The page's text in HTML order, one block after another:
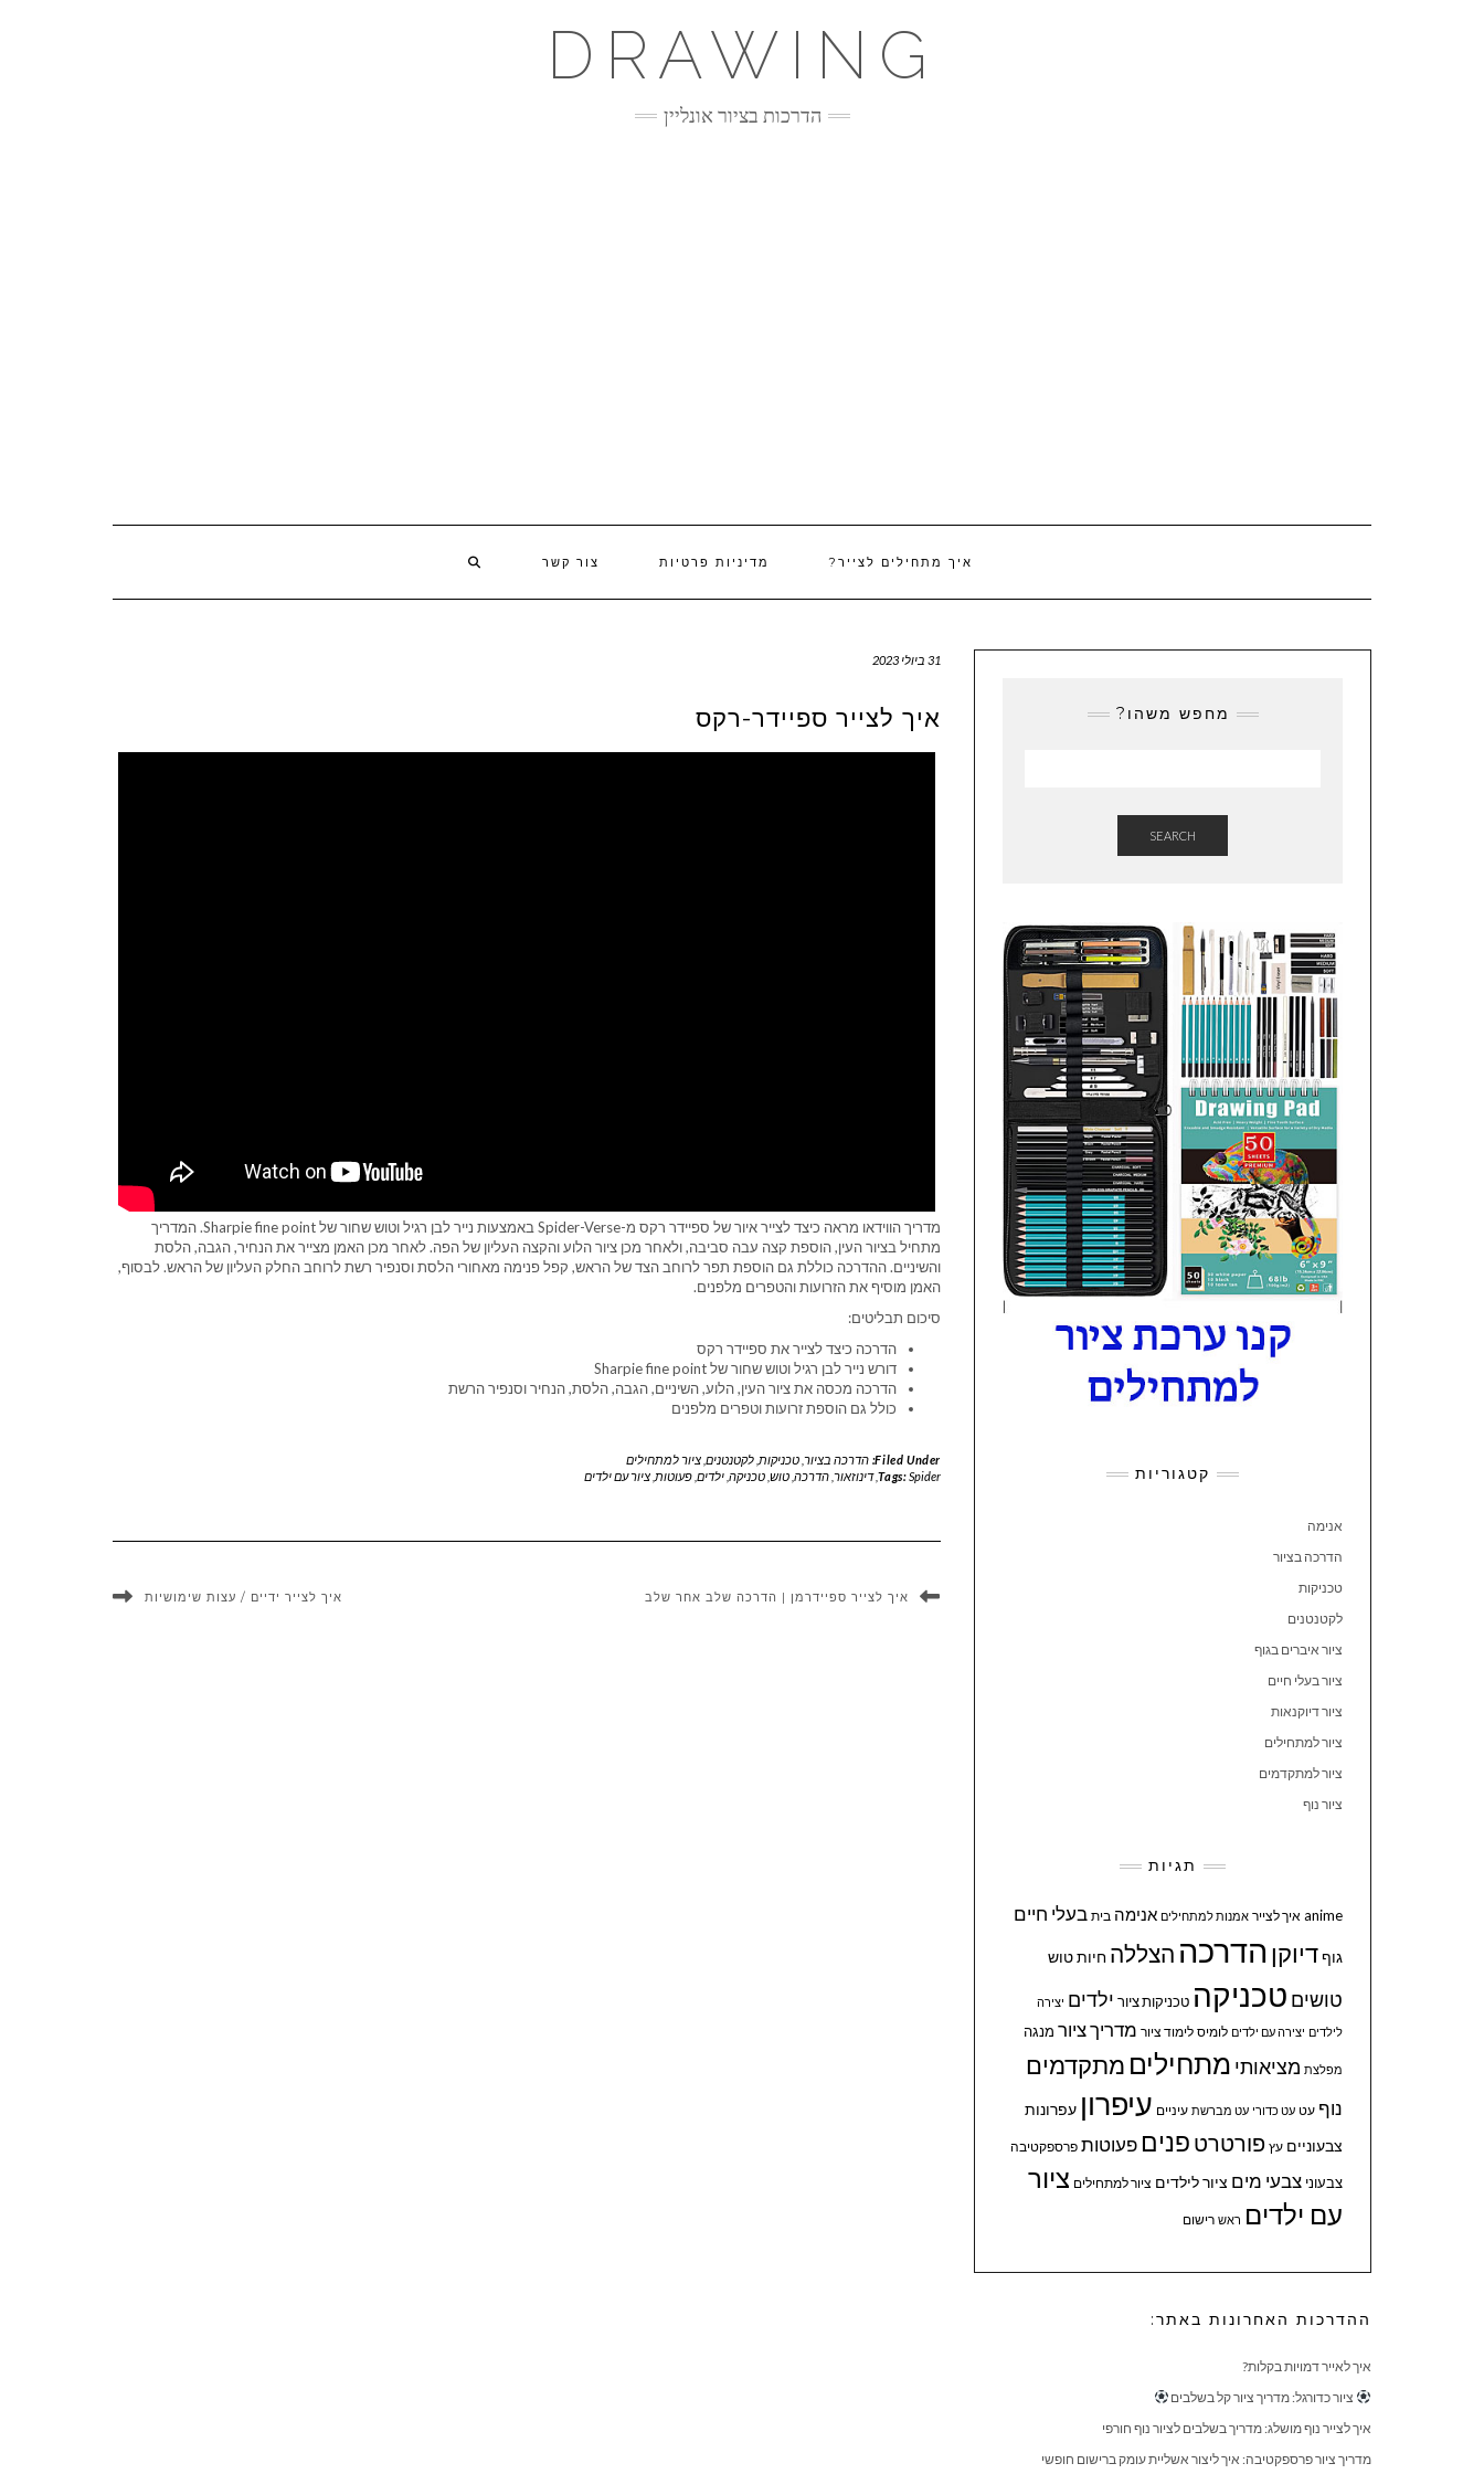
DRAWING
הדרכות בציור אונליין
איך מתחילים לצייר? מדיניות פרטיות צור קשר
31 ביולי 2023
איך לצייר ספיידר-רקס
מדריך הווידאו מראה כיצד לצייר איור של ספיידר רקס מ-Spider-Verse באמצעות נייר לבן רגיל וטוש שחור של Sharpie fine point. המדריך
מתחיל בציור העין, הוספת קצה עבה סביבה, ולאחר מכן ציור הלוע והקצה העליון של הפה. לאחר מכן האמן מצייר את הנחיר, הגבה, הלסת
והשיניים. ההדרכה כוללת גם הוספת תפר לרוחב הצד של הראש, קפל פנימה מאחורי הלסת וסנפיר רשת לרוחב החלק העליון של הראש. לבסוף,
האמן מוסיף את הזרועות והטפרים מלפנים.
סיכום תבליטים:
הדרכה כיצד לצייר את ספיידר רקס
דורש נייר לבן רגיל וטוש שחור של Sharpie fine point
הדרכה מכסה את ציור העין, הלוע, השיניים, הגבה, הלסת, הנחיר וסנפיר הרשת
כולל גם הוספת זרועות וטפרים מלפנים
Filed Under: הדרכה בציור, טכניקות לקטנטנים, ציור למתחילים
Tags:Spider
,דינוזאור, הדרכה, טוש טכניקה, ילדים, פעוטות ציור עם ילדים
איך לצייר ספיידרמן | הדרכה שלב אחר שלב איך לצייר ידיים / עצות שימושיות
מחפש משהו?
SEARCH
קטגוריות
אנימה
הדרכה בציור
טכניקות
לקטנטנים
ציור איברים בגוף
ציור בעלי חיים
ציור דיוקנאות
ציור למתחילים
ציור למתקדמים
ציור נוף
תגיות
anime איך לצייר אמנות למתחילים אנימה בית בעלי חיים
גוףדיוקן הדרכה הצללה חיותטוש
טושים טכניקה טכניקות ציור ילדים יצירה
לילדים יצירה עם ילדים לומיס לימוד ציור מדריך ציור מנגה
מפלצת מציאותי מתחילים מתקדמים
נוף עט עט כדורי עט מברשת עיניים עיפרון עפרונות
צבעוניים עץ פורטרט פנים פעוטות פרספקטיבה
צבעוני צבעי מים ציור לילדים ציור למתחילים ציור
עם ילדים ראש רישום
ההדרכות האחרונות באתר:
איך לאייר דמויות בקלות?
ציור כדורגל: מדריך ציור קל בשלבים
איך לצייר נוף מושלג: מדריך בשלבים לציור נוף חורפי
מדריך ציור פרספקטיבה: איך ליצור אשליית עומק ברישום חופשי